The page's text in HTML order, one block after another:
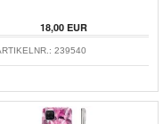
18,00EUR
239540